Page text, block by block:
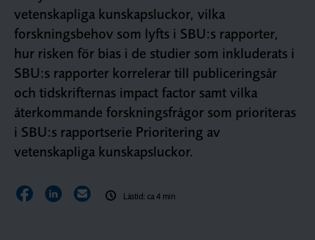
vetenskapliga kunskapsluckor, vilka
forskningsbehov som lyfts i SBU:s rapporter,
hur risken för bias i de studier som inkluderats i
SBU:s rapporter korrelerar till publiceringsår
och tidskrifternas impact factor samt vilka
återkommande forskningsfrågor som prioriteras
i SBU:s rapportserie Prioritering av
vetenskapliga kunskapsluckor.
Dela sidan på Facebook
Dela sidan på LinkedIn
Dela sidan via E-post
Lästid: ca 4 min